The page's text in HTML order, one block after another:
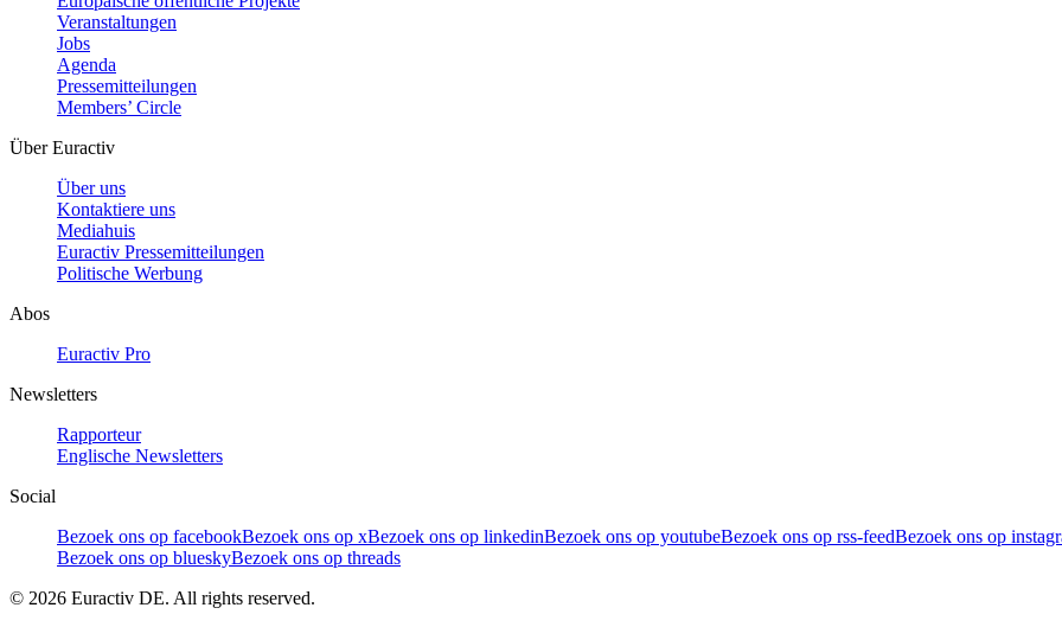
Veranstaltungen
Jobs
Agenda
Pressemitteilungen
Members’ Circle
Über Euractiv
Über uns
Kontaktiere uns
Mediahuis
Euractiv Pressemitteilungen
Politische Werbung
Abos
Euractiv Pro
Newsletters
Rapporteur
Englische Newsletters
Social
Bezoek ons op facebookBezoek ons op xBezoek ons op linkedinBezoek ons op youtubeBezoek ons op rss-feedBezoek ons op
Bezoek ons op blueskyBezoek ons op threads
© 2026 Euractiv DE. All rights reserved.